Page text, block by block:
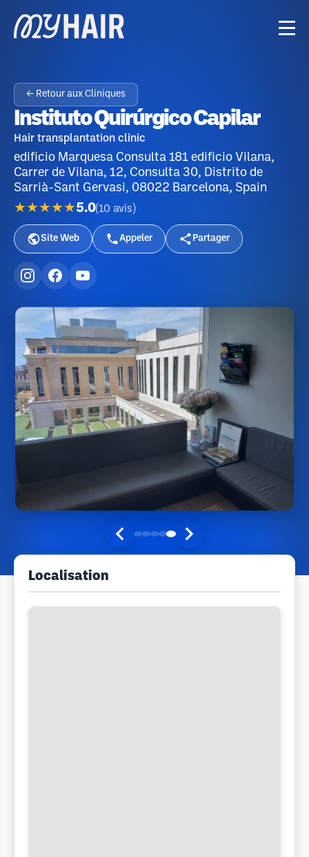
← Retour aux Cliniques
Instituto Quirúrgico Capilar
Hair transplantation clinic
edificio Marquesa Consulta 181 edificio Vilana,
Carrer de Vilana, 12, Consulta 30, Distrito de
Sarrià-Sant Gervasi, 08022 Barcelona, Spain
★★★★★5.0(10 avis )
Site Web Appeler Partager
Localisation